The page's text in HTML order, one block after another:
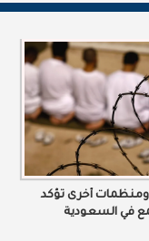
أخرى تؤكد
في السعودية